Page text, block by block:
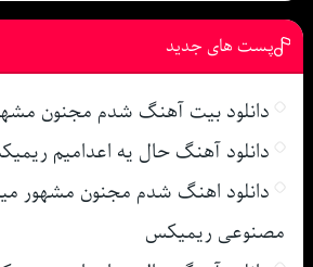
پست های جدید
دانلود بیت آهنگ شدم مجنون
دانلود آهنگ حال یه اعدامیم
دانلود اهنگ شدم مجنون مشهور
مصنوعی ریمیکس